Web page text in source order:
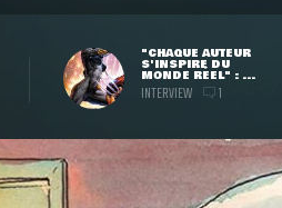
"CHAQUE AUTEUR
S'INSPIRE DU
MONDE RÉEL" : ...
INTERVIEW 1